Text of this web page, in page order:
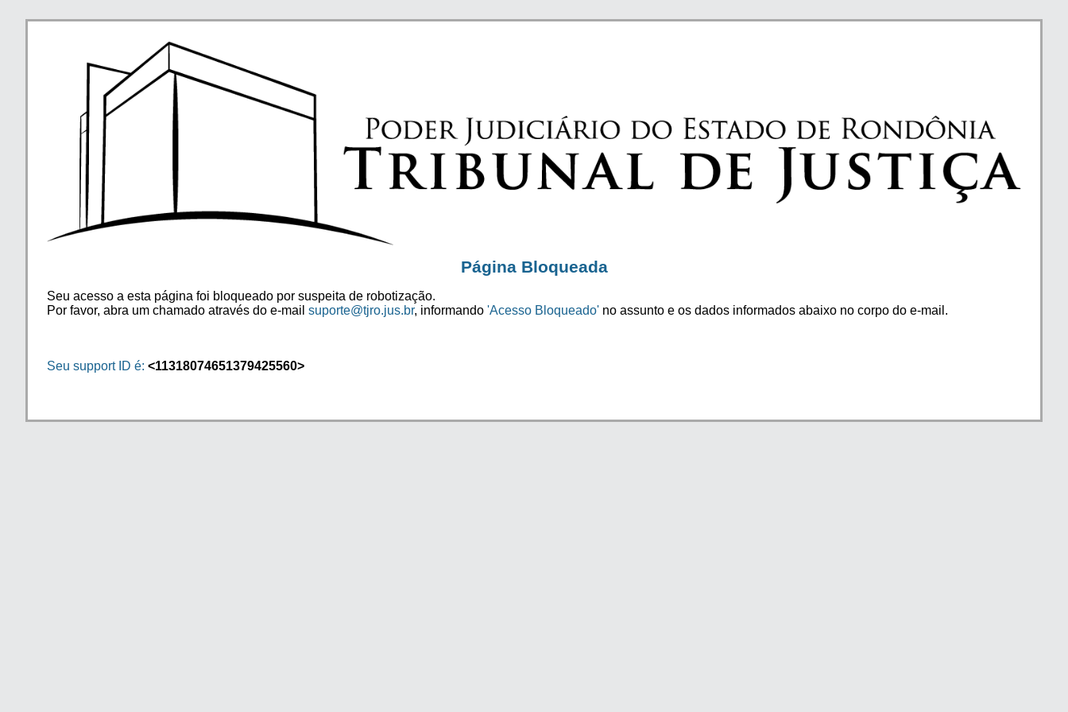
Página Bloqueada
Seu acesso a esta página foi bloqueado por suspeita de robotização.
Por favor, abra um chamado através do e-mail suporte@tjro.jus.br, informando 'Acesso Bloqueado' no assunto e os dados informados abaixo no corpo do e-mail.
Seu support ID é: <11318074651379425560>